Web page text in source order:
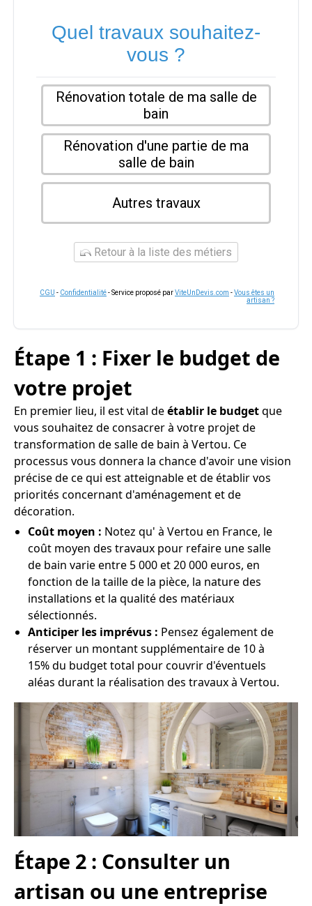
Quel travaux souhaitez-
vous ?
Rénovation totale de ma salle de
bain
Rénovation d'une partie de ma
salle de bain
Autres travaux
Retour à la liste des métiers
CGU - Confidentialité- Service proposé parViteUnDevis.com -Vous êtes un
artisan ?
Étape 1 : Fixer le budget de
votre projet
En premier lieu, il est vital deétablir le budgetque
vous souhaitez de consacrer à votre projet de
transformation de salle de bain à Vertou. Ce
processus vous donnera la chance d'avoir une vision
précise de ce qui est atteignable et de établir vos
priorités concernant d'aménagement et de
décoration.
Coût moyen : Notez qu' à Vertou en France, le
coût moyen des travaux pour refaire une salle
de bain varie entre 5 000 et 20 000 euros, en
fonction de la taille de la pièce, la nature des
installations et la qualité des matériaux
sélectionnés.
Anticiper les imprévus : Pensez également de
réserver un montant supplémentaire de 10 à
15% du budget total pour couvrir d'éventuels
aléas durant la réalisation des travaux à Vertou.
Étape 2 : Consulter un
artisan ou une entreprise